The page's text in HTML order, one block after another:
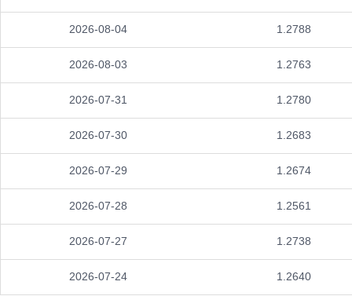
2026-08-04 1.2788
2026-08-03 1.2763
2026-07-31 1.2780
2026-07-30 1.2683
2026-07-29 1.2674
2026-07-28 1.2561
2026-07-27 1.2738
2026-07-24 1.2640